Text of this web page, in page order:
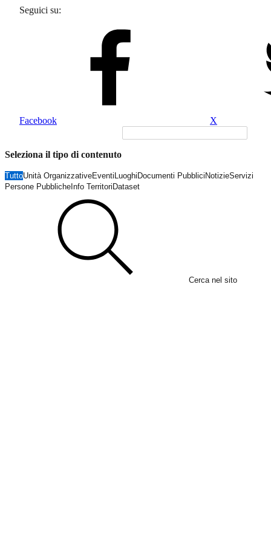
Seguici su:
Facebook X
Seleziona il tipo di contenuto
TuttoUnità OrganizzativeEventi Luoghi Documenti Pubblici NotizieServizi
Persone Pubbliche Info Territori Dataset
Cerca nel sito